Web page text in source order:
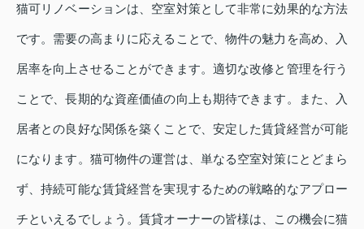
猫可リノベーションは、空室対策として非常に効果的な方法
です。需要の高まりに応えることで、物件の魅力を高め、入
居率を向上させることができます。適切な改修と管理を行う
ことで、長期的な資産価値の向上も期待できます。また、入
居者との良好な関係を築くことで、安定した賃貸経営が可能
になります。猫可物件の運営は、単なる空室対策にとどまら
ず、持続可能な賃貸経営を実現するための戦略的なアプロー
チといえるでしょう。賃貸オーナーの皆様は、この機会に猫